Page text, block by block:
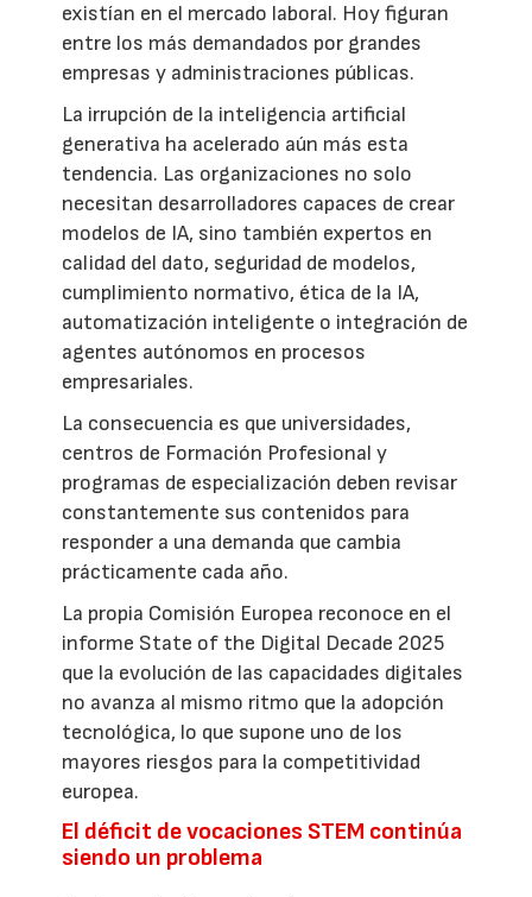
existían en el mercado laboral. Hoy figuran
entre los más demandados por grandes
empresas y administraciones públicas.
La irrupción de la inteligencia artificial
generativa ha acelerado aún más esta
tendencia. Las organizaciones no solo
necesitan desarrolladores capaces de crear
modelos de IA, sino también expertos en
calidad del dato, seguridad de modelos,
cumplimiento normativo, ética de la IA,
automatización inteligente o integración de
agentes autónomos en procesos
empresariales.
La consecuencia es que universidades,
centros de Formación Profesional y
programas de especialización deben revisar
constantemente sus contenidos para
responder a una demanda que cambia
prácticamente cada año.
La propia Comisión Europea reconoce en el
informe State of the Digital Decade 2025
que la evolución de las capacidades digitales
no avanza al mismo ritmo que la adopción
tecnológica, lo que supone uno de los
mayores riesgos para la competitividad
europea.
El déficit de vocaciones STEM continúa
siendo un problema